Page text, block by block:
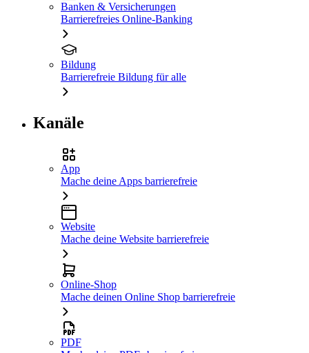
Banken & Versicherungen
Barrierefreies Online-Banking
Bildung
Barrierefreie Bildung für alle
Kanäle
App
Mache deine Apps barrierefreie
Website
Mache deine Website barrierefreie
Online-Shop
Mache deinen Online Shop barrierefreie
PDF